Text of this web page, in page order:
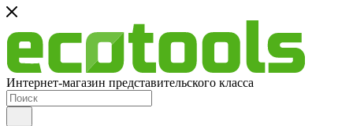
Интернет-магазин представительского класса